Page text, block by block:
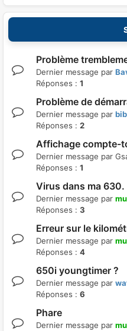
Problème
Dernier message par
Réponses : 1
Problème de
Dernier message par
Réponses : 2
Affichage compte-
Dernier message par
Réponses : 1
Virus dans ma
Dernier message par
Réponses : 3
Erreur sur le
Dernier message par
Réponses : 4
650i youngtimer ?
Dernier message par
Réponses : 6
Phare
Dernier message par